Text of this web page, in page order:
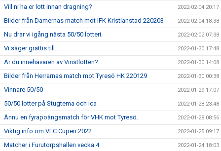
Vill ni ha er lott innan dragning? 2022-02-04 20:17
Bilder från Damernas match mot IFK Kristianstad 220203 2022-02-04 18:38
Nu drar vi igång nästa 50/50 lotteri. 2022-02-02 07:38
Vi säger grattis till.... 2022-01-30 17:48
Är du innehavaren av Vinstlotten? 2022-01-30 14:08
Bilder från Herrarnas match mot Tyresö HK 220129 2022-01-30 00:38
Vinnare 50/50 2022-01-29 17:07
50/50 lotter på Stugtema och Ica 2022-01-28 23:48
Ännu en fyrapoängsmatch för VHK mot Tyresö. 2022-01-28 08:56
Viktig info om VFC Cupen 2022 2022-01-25 09:17
Matcher i Furutorpshallen vecka 4 2022-01-24 18:03